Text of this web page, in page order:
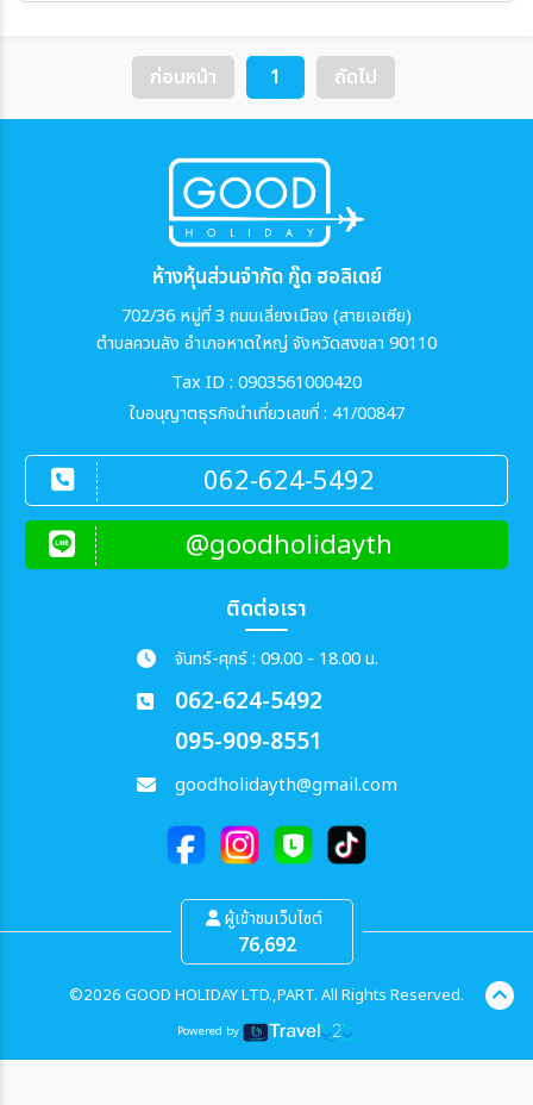
ก่อนหน้า 1 ถัดไป
ห้างหุ้นส่วนจำกัด กู๊ด ฮอลิเดย์
702/36 หมู่ที่ 3 ถนนเลี่ยงเมือง (สายเอเซีย)
ตำบลควนลัง อำเภอหาดใหญ่ จังหวัดสงขลา 90110
Tax ID : 0903561000420
ใบอนุญาตธุรกิจนำเที่ยวเลขที่ : 41/00847
062-624-5492
@goodholidayth
ติดต่อเรา
จันทร์-ศุกร์ : 09.00 - 18.00 น.
062-624-5492
095-909-8551
goodholidayth@gmail.com
ผู้เข้าชมเว็บไซต์
76,692
©2026 GOOD HOLIDAY LTD.,PART. All Rights Reserved.
Powered by